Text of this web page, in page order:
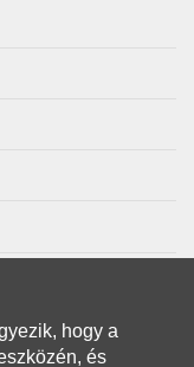
hogy a
és